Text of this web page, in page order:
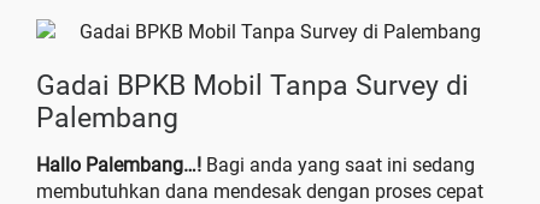
Gadai BPKB Mobil Tanpa Survey di
Palembang
Hallo Palembang…! Bagi anda yang saat ini sedang
membutuhkan dana mendesak dengan proses cepat